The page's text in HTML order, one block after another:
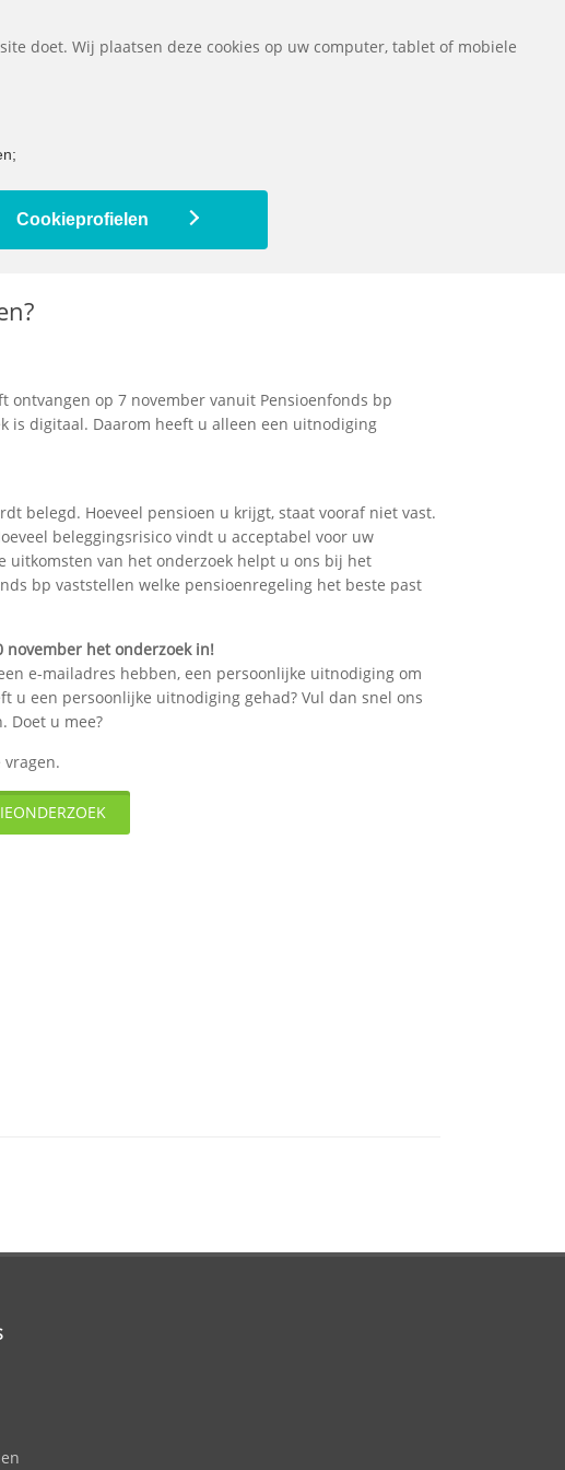
op 7 november vanuit Pensioenfonds bp
is digitaal. Daarom heeft u alleen een uitnodiging
belegd. Hoeveel pensioen u krijgt, staat vooraf niet vast.
beleggingsrisico vindt u acceptabel voor uw
uitkomsten van het onderzoek helpt u ons bij het
bp vaststellen welke pensioenregeling het beste past
het onderzoek in!
e-mailadres hebben, een persoonlijke uitnodiging om
u een persoonlijke uitnodiging gehad? Vul dan snel ons
Doet u mee?
vragen.
doet. Wij plaatsen deze cookies op uw computer, tablet of mobiele
Cookieprofielen